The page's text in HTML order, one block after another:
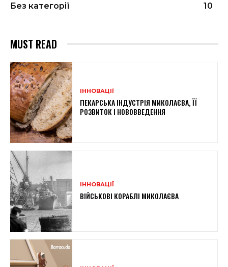
Без категорії
10
MUST READ
ІННОВАЦІЇ
ПЕКАРСЬКА ІНДУСТРІЯ МИКОЛАЄВА, ЇЇ
РОЗВИТОК І НОВОВВЕДЕННЯ
ІННОВАЦІЇ
ВІЙСЬКОВІ КОРАБЛІ МИКОЛАЄВА